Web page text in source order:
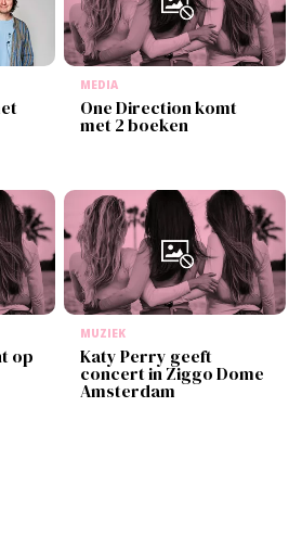
MEDIA
One Direction komt
met 2 boeken
op
MUZIEK
Katy Perry geeft
concert in Ziggo Dome
Amsterdam